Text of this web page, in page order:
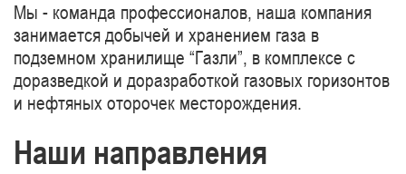
Мы - команда профессионалов, наша компания
занимается добычей и хранением газа в
подземном хранилище “Газли”, в комплексе с
доразведкой и доразработкой газовых горизонтов
и нефтяных оторочек месторождения.
Наши направления